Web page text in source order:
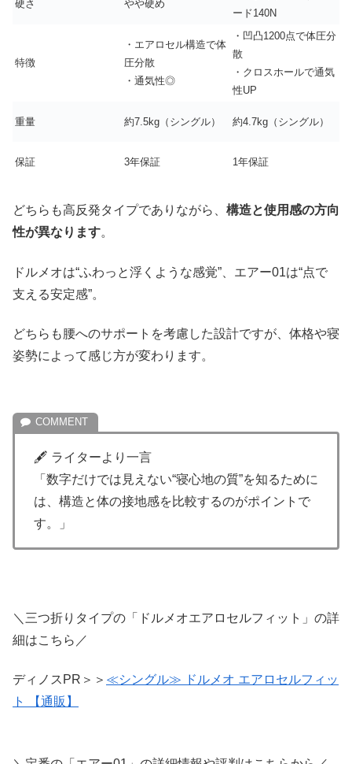
硬さ やや硬め
ード140N
特徴
・エアロセル構造で体
圧分散
・通気性◎
・凹凸1200点で体圧分
散
・クロスホールで通気
性UP
重量 約7.5kg（シングル） 約4.7kg（シングル）
保証 3年保証 1年保証
どちらも高反発タイプでありながら、 構造と使用感の方向
性が異なります。
ドルメオは“ふわっと浮くような感覚”、エアー01は“点で
支える安定感”。
どちらも腰へのサポートを考慮した設計ですが、体格や寝
姿勢によって感じ方が変わります。
🖋 ライターより一言
「数字だけでは見えない“寝心地の質”を知るために
は、構造と体の接地感を比較するのがポイントで
す。」
＼三つ折りタイプの「ドルメオエアロセルフィット」の詳
細はこちら／
ディノスPR＞＞ ≪シングル≫ ドルメオ エアロセルフィッ
ト 【通販】